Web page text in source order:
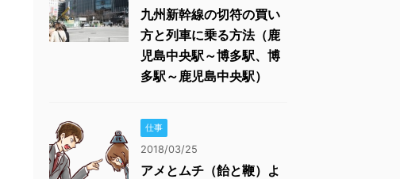
九州新幹線の切符の買い
方と列車に乗る方法（鹿
児島中央駅～博多駅、博
多駅～鹿児島中央駅）
仕事
2018/03/25
アメとムチ（飴と鞭）よ